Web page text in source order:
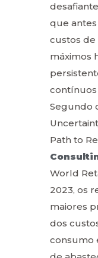
que
custos
máximos
Segundo
Path to
World
2023, os
maiores
dos
consumo